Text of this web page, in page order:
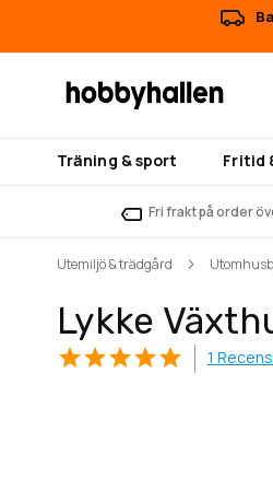
Träning & sport Fritid
Fri frakt på order
Utemiljö & trädgård
Lykke
1